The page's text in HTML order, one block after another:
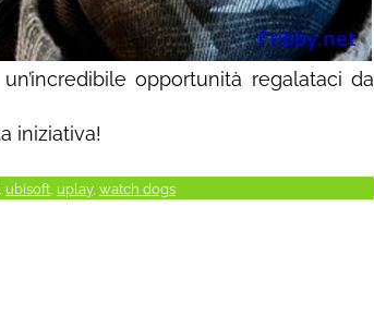
opportunità regalataci da
iniziativa!
, ubisoft, uplay, watch dogs